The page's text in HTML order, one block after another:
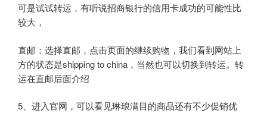
可是试试转运，有听说招商银行的信用卡成功的可能性比
较大，
直邮：选择直邮，点击页面的继续购物，我们看到网站上
方的状态是shipping to china，当然也可以切换到转运。转
运在直邮后面介绍
5、进入官网，可以看见琳琅满目的商品还有不少促销优